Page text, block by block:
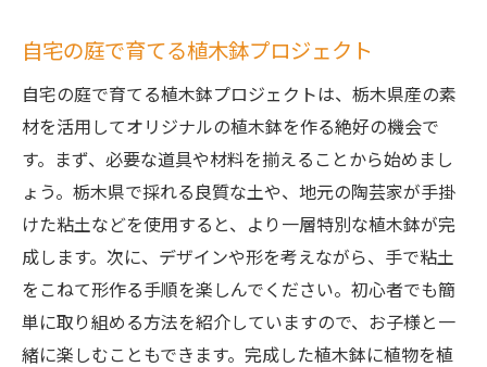
自宅の庭で育てる植木鉢プロジェクト
自宅の庭で育てる植木鉢プロジェクトは、栃木県産の素
材を活用してオリジナルの植木鉢を作る絶好の機会で
す。まず、必要な道具や材料を揃えることから始めまし
ょう。栃木県で採れる良質な土や、地元の陶芸家が手掛
けた粘土などを使用すると、より一層特別な植木鉢が完
成します。次に、デザインや形を考えながら、手で粘土
をこねて形作る手順を楽しんでください。初心者でも簡
単に取り組める方法を紹介していますので、お子様と一
緒に楽しむこともできます。完成した植木鉢に植物を植